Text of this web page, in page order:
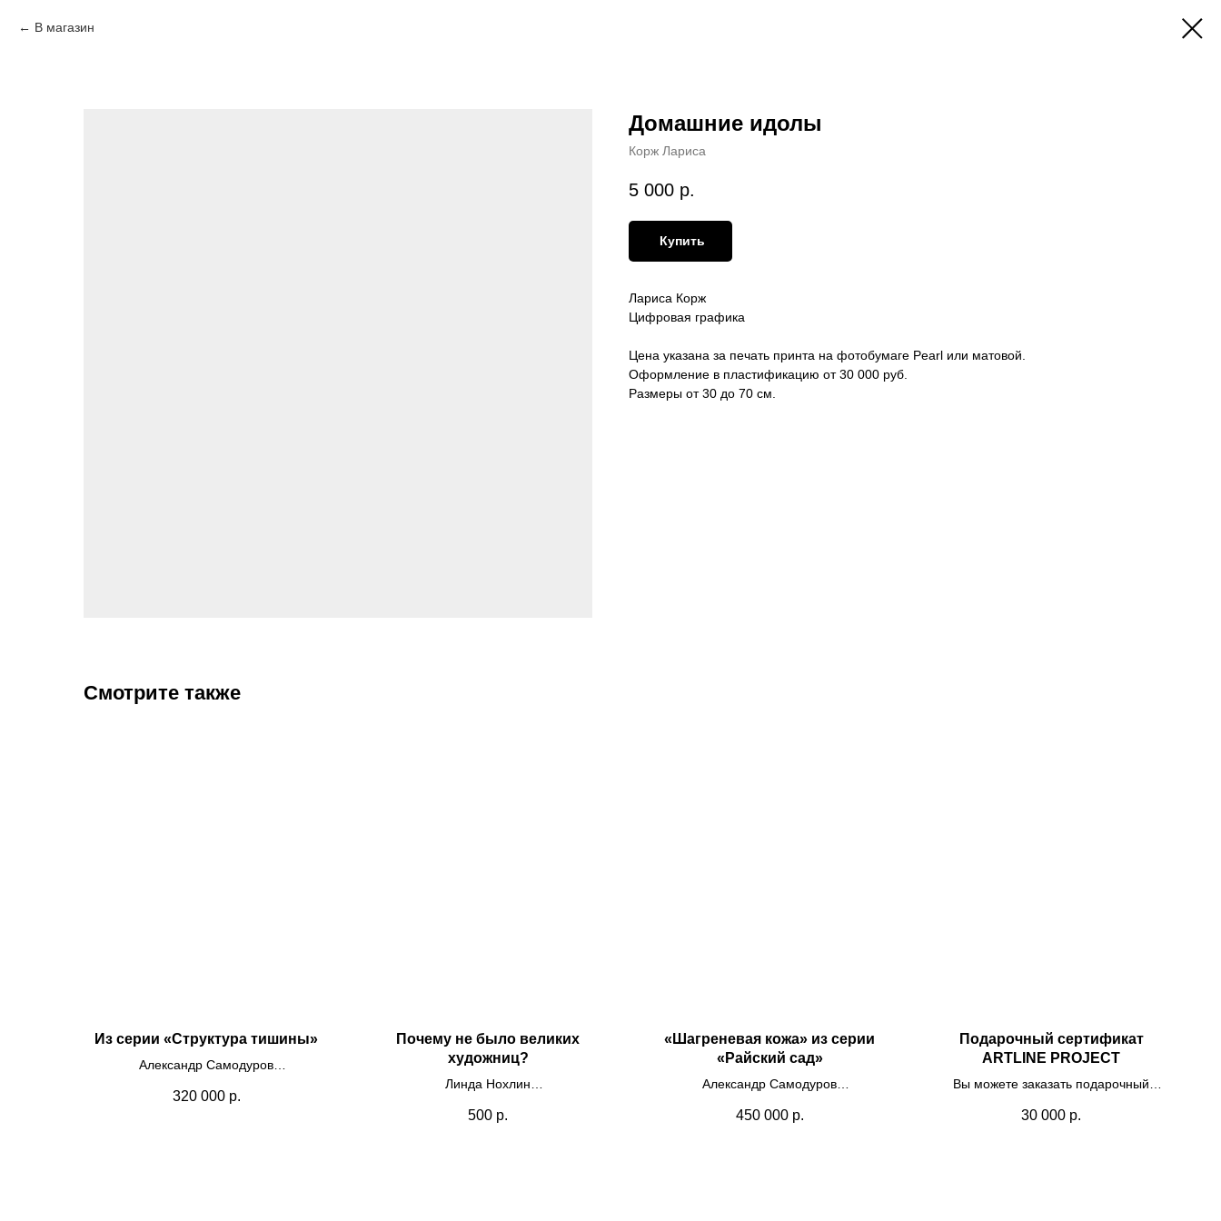
В магазин
Домашние идолы
Корж Лариса
5 000 р.
Купить
Лариса Корж
Цифровая графика
Цена указана за печать принта на фотобумаге Pearl или матовой.
Оформление в пластификацию от 30 000 руб.
Размеры от 30 до 70 см.
Смотрите также
Из серии «Структура тишины»
Александр Самодуров
65х65
320 000 р.
Почему не было великих
художниц?
Линда Нохлин
Одно из самых известных
500 р.
«Шагреневая кожа» из серии
«Райский сад»
Александр Самодуров
100х100
450 000 р.
Подарочный сертификат
ARTLINE PROJECT
Вы можете заказать подарочный
организацию мероприятий, экскурсии и
30 000 р.